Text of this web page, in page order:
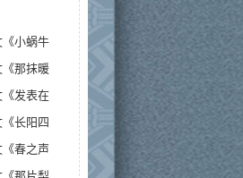
小蜗牛
那抹暖
发表在
长阳四
春之声